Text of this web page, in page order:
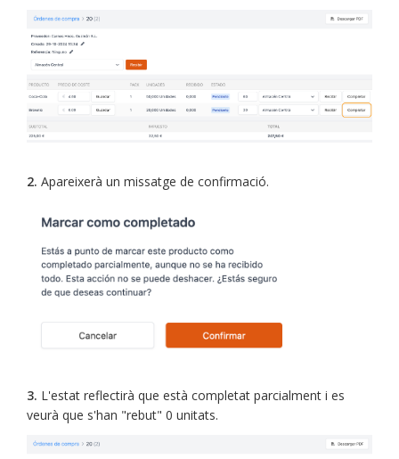
2. Apareixerà un missatge de confirmació.
3. L'estat reflectirà que està completat parcialment i es
veurà que s'han "rebut" 0 unitats.